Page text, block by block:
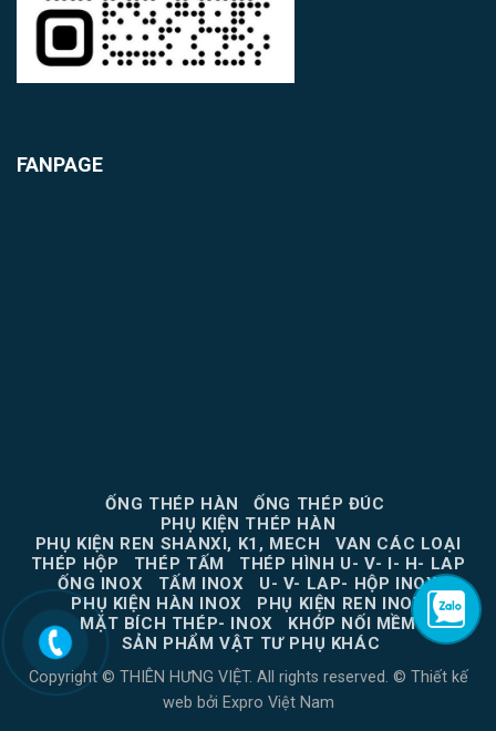
FANPAGE
ỐNG THÉP HÀN
ỐNG THÉP ĐÚC
PHỤ KIỆN THÉP HÀN
PHỤ KIỆN REN SHANXI, K1, MECH
VAN CÁC LOẠI
THÉP HỘP
THÉP TẤM
THÉP HÌNH U- V- I- H- LAP
ỐNG INOX
TẤM INOX
U- V- LAP- HỘP INOX
PHỤ KIỆN HÀN INOX
PHỤ KIỆN REN INOX
MẶT BÍCH THÉP- INOX
KHỚP NỐI MỀM
SẢN PHẨM VẬT TƯ PHỤ KHÁC
Copyright © THIÊN HƯNG VIỆT. All rights reserved. © Thiết kế
web bởi Expro Việt Nam